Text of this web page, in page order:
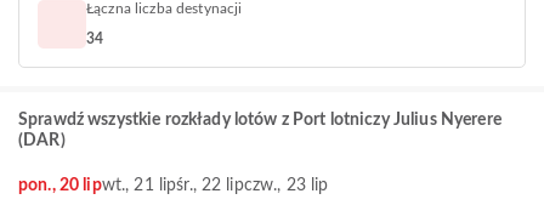
Łączna liczba destynacji
34
Sprawdź wszystkie rozkłady lotów z Port lotniczy Julius Nyerere
(DAR)
pon., 20 lipwt., 21 lipśr., 22 lipczw., 23 lip